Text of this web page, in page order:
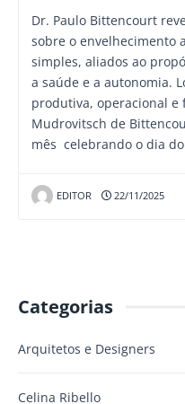
Dr. Paulo Bittencourt
sobre o envelhecimento
simples, aliados ao
a saúde e a autonomia.
produtiva, operacional e
Mudrovitsch de
mês celebrando o dia
EDITOR 22/11/2025
Categorias
Arquitetos e Designers
Celina Ribello